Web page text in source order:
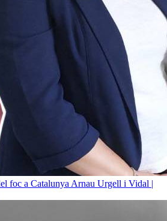
foc a Catalunya Arnau Urgell i Vidal |